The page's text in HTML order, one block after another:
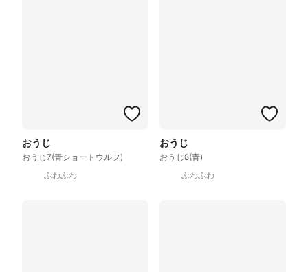
おうじ
おうじ7(青ショートウルフ)
ふわふわ
おうじ
おうじ8(青)
ふわふわ